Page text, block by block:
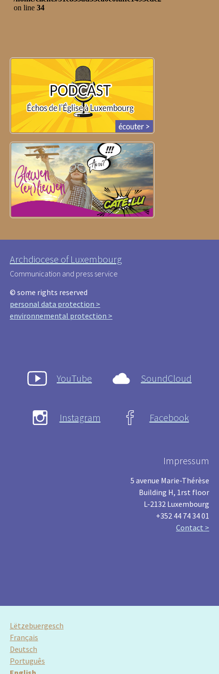
Archdiocese of Luxembourg
Communication and press service
© some rights reserved
personal data protection >
environnemental protection >
YouTube SoundCloud
Instagram Facebook
Impressum
5 avenue Marie-Thérèse
Building H, 1rst floor
L-2132 Luxembourg
+352 44 74 34 01
Contact >
Lëtzebuergesch
Français
Deutsch
Português